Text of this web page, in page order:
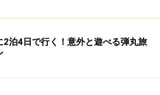
2泊4日で行く！意外と遊べる弾丸旅